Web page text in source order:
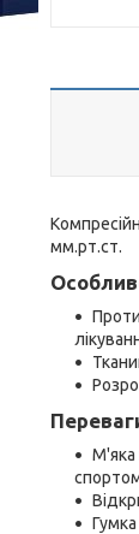
мм.рт.ст.
М'яка